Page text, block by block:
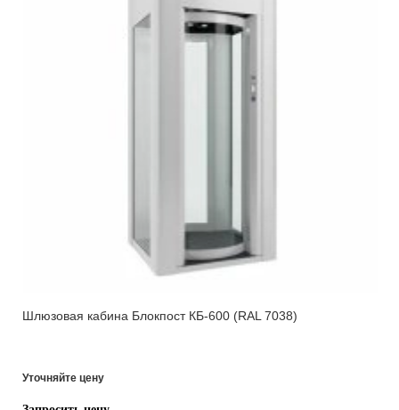
Шлюзовая кабина Блокпост КБ-600 (RAL 7038)
Уточняйте цену